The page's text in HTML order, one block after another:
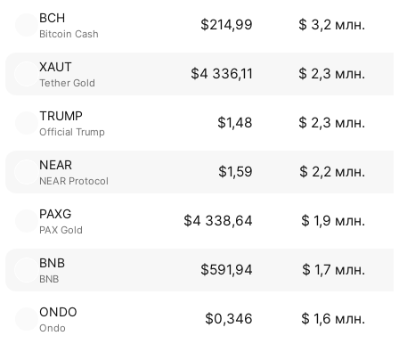
BCH
Bitcoin Cash
$214,99 $ 3,2 млн.
XAUT
Tether Gold
$4 336,11 $ 2,3 млн.
TRUMP
Official Trump
$1,48 $ 2,3 млн.
NEAR
NEAR Protocol
$1,59 $ 2,2 млн.
PAXG
PAX Gold
$4 338,64 $ 1,9 млн.
BNB
BNB
$591,94 $ 1,7 млн.
ONDO
Ondo
$0,346 $ 1,6 млн.